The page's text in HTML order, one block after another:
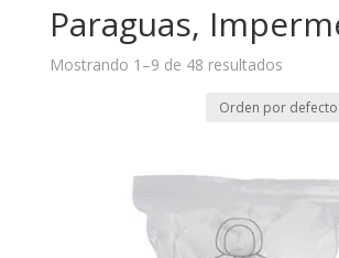
Paraguas,
Mostrando 1–9 de 48 resultados